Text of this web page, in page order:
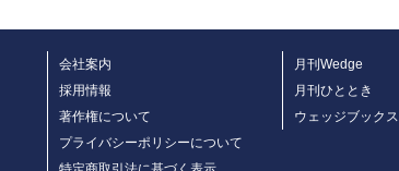
会社案内
採用情報
著作権について
プライバシーポリシーについて
月刊Wedge
月刊ひととき
ウェッジブックス